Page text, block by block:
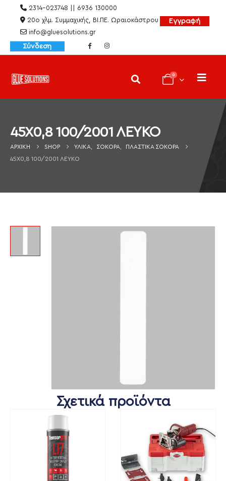
2314-023748 || 6936 130000
20ο χλμ. Συμμαχικής, ΒΙ.ΠΕ. Ωραιοκάστρου
info@gluesolutions.gr
Εγγραφή
Σύνδεση
0
45X0,8 100/2001 ΛΕΥΚΟ
ΑΡΧΙΚΉ SHOP ΥΛΙΚΆ, ΣΌΚΟΡΑ,
ΠΛΑΣΤΙΚΆ ΣΌΚΟΡΑ
45X0,8 100/2001 ΛΕΥΚΟ
Σχετικά προϊόντα